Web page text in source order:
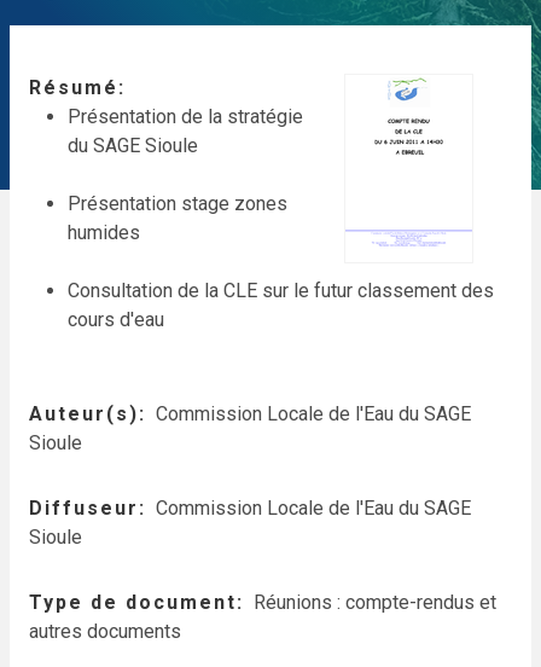
Résumé
Présentation de la stratégie
du SAGE Sioule
Présentation stage zones
humides
Consultation de la CLE sur le futur classement des
cours d'eau
Auteur(s)
Commission Locale de l'Eau du SAGE
Sioule
Diffuseur
Commission Locale de l'Eau du SAGE
Sioule
Type de document
Réunions : compte-rendus et
autres documents